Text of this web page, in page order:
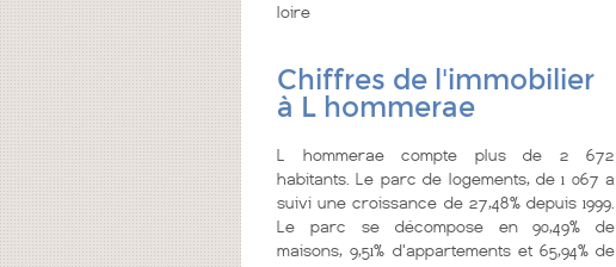
loire
Chiffres de l'immobilier
à L hommerae
L hommerae compte plus de 2 672
habitants. Le parc de logements, de 1 067 a
suivi une croissance de 27,48% depuis 1999.
Le parc se décompose en 90,49% de
maisons, 9,51% d'appartements et 65,94% de